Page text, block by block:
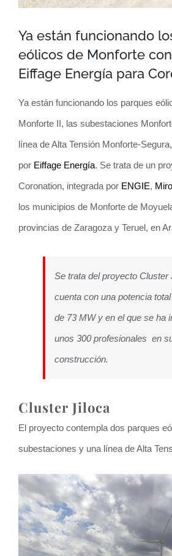
Ya están funcionando
eólicos de Monforte
Eiffage Energía para
Ya están funcionando los parques
Monforte II, las subestaciones
línea de Alta Tensión Monforte-
por Eiffage Energía. Se trata de un
Coronation, integrada por ENGIE,
los municipios de Monforte de
provincias de Zaragoza y Teruel, en
Se trata del proyecto Cluster
cuenta con una potencia
de 73 MW y en el que se ha
unos 300 profesionales en
construcción.
Cluster Jiloca
El proyecto contempla dos parques
subestaciones y una línea de Alta